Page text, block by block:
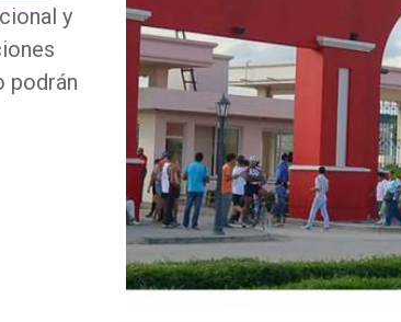
y
podrán